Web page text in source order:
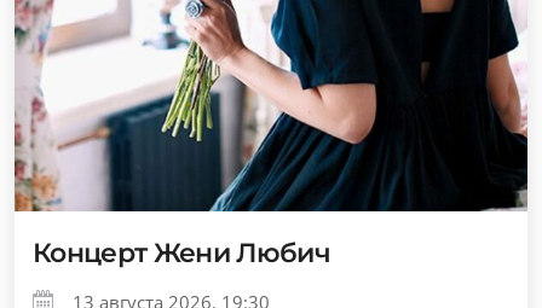
Концерт Жени Любич
13 августа 2026, 19:30